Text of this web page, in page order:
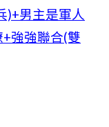
)+男主是軍人
強強聯合(雙